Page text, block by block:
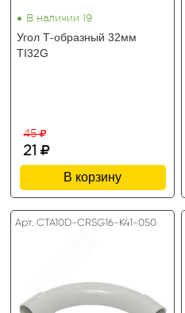
• В наличии 19
Угол Т-образный 32мм
TI32G
45
21
В корзину
Арт. CTA10D-CRSG16-K41-050